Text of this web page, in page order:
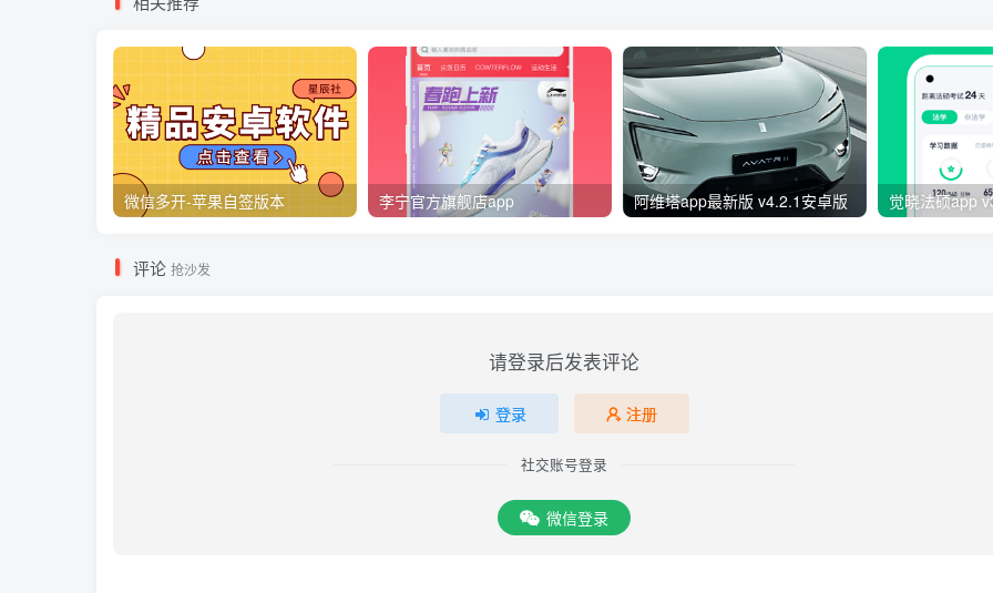
微信多开-苹果自签版本 李宁官方旗舰店app 阿维塔app最新版 v4.2.1安卓版 觉晓法硕app
评论 抢沙发
请登录后发表评论
登录 注册
社交账号登录
微信登录